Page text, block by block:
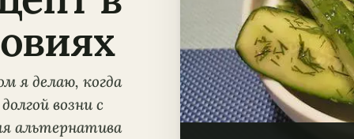
я делаю, когда
возни с
альтернатива